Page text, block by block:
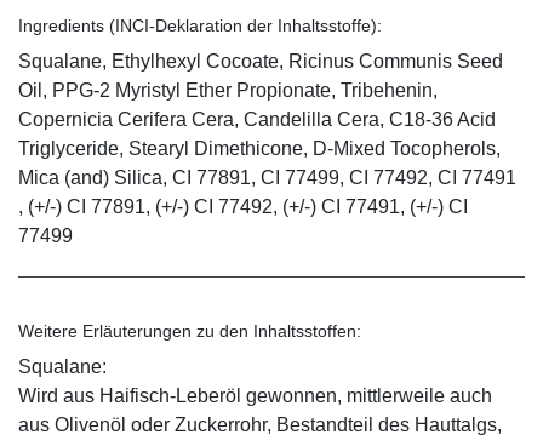
Ingredients (INCI-Deklaration der Inhaltsstoffe):
Squalane, Ethylhexyl Cocoate, Ricinus Communis Seed
Oil, PPG-2 Myristyl Ether Propionate, Tribehenin,
Copernicia Cerifera Cera, Candelilla Cera, C18-36 Acid
Triglyceride, Stearyl Dimethicone, D-Mixed Tocopherols,
Mica (and) Silica, CI 77891, CI 77499, CI 77492, CI 77491
, (+/-) CI 77891, (+/-) CI 77492, (+/-) CI 77491, (+/-) CI
77499
Weitere Erläuterungen zu den Inhaltsstoffen:
Squalane:
Wird aus Haifisch-Leberöl gewonnen, mittlerweile auch
aus Olivenöl oder Zuckerrohr, Bestandteil des Hauttalgs,